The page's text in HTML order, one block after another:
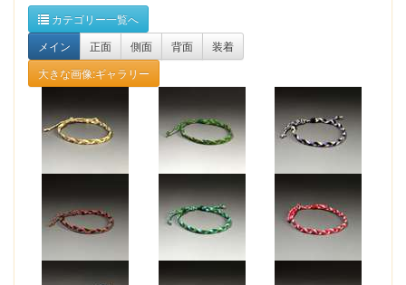
カテゴリー一覧へ
メイン
正面 側面 背面
装着
大きな画像:ギャラリー